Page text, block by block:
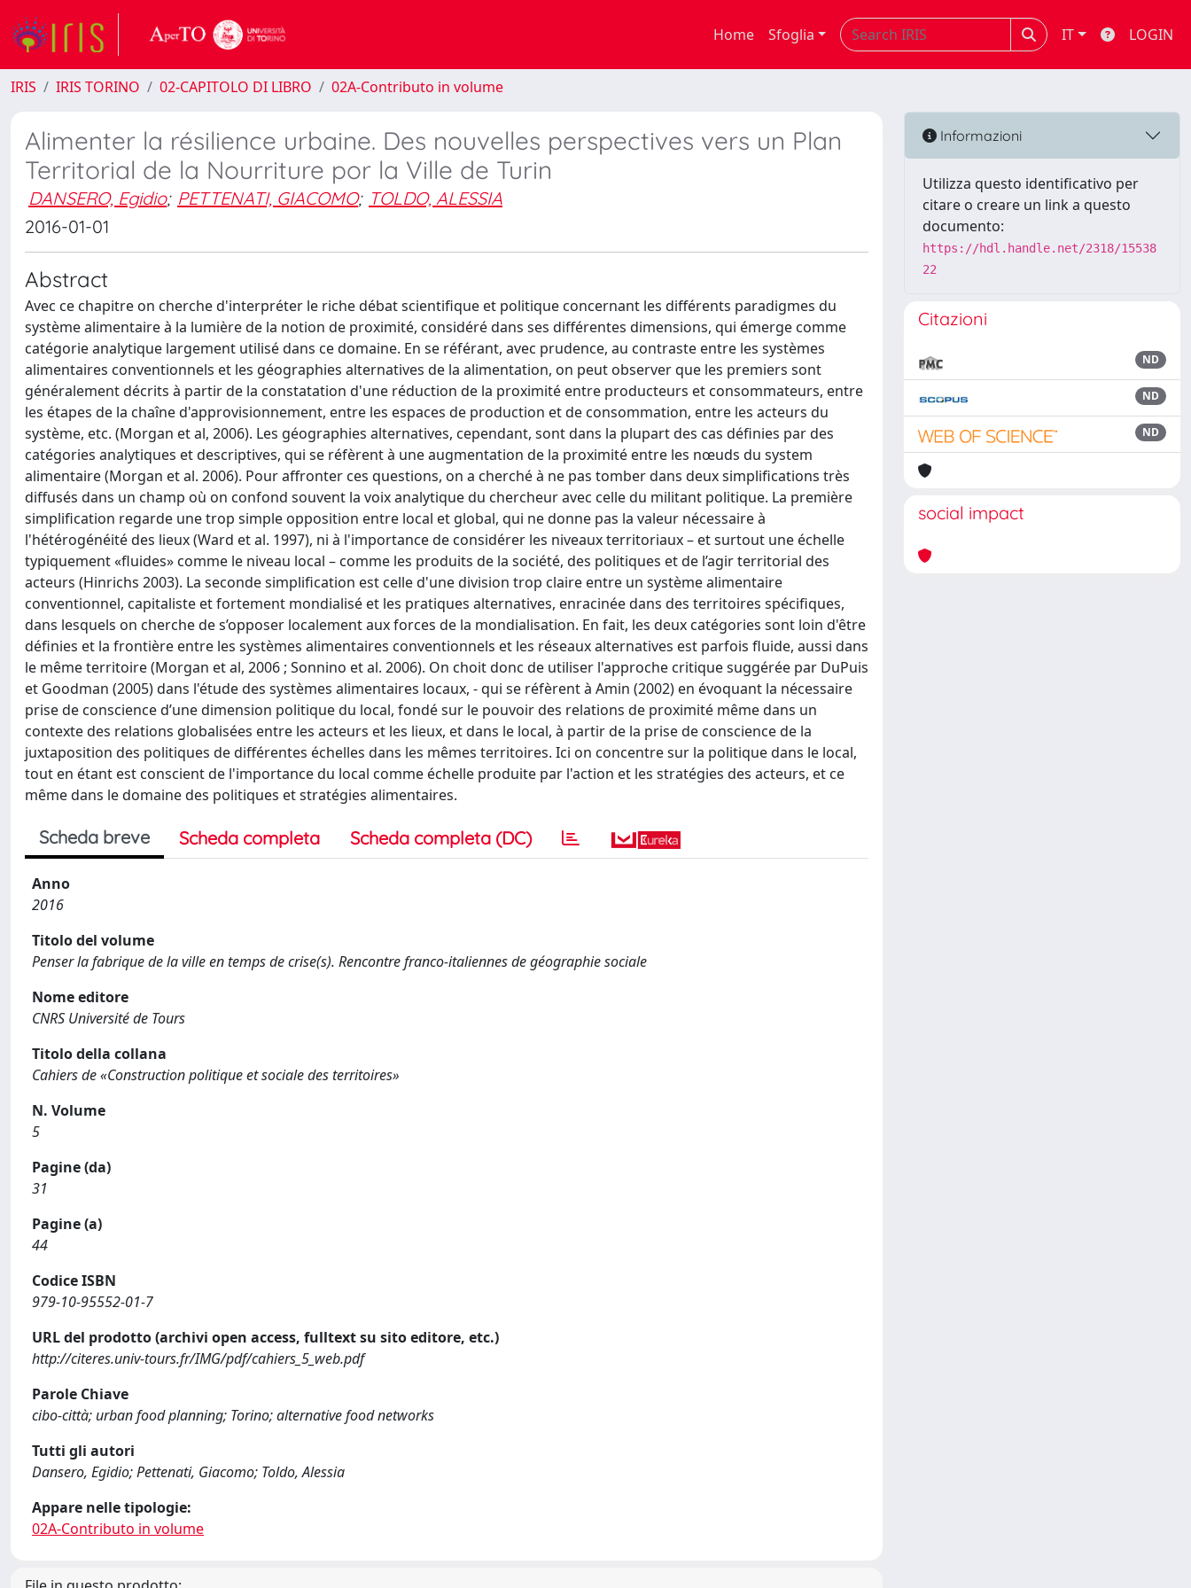
Home Sfoglia IT LOGIN
IRIS IRIS TORINO 02-CAPITOLO DI LIBRO 02A-Contributo in volume
Alimenter la résilience urbaine. Des nouvelles perspectives vers un Plan
Territorial de la Nourriture por la Ville de Turin
DANSERO, Egidio; PETTENATI, GIACOMO; TOLDO, ALESSIA
2016-01-01
Abstract
Avec ce chapitre on cherche d'interpréter le riche débat scientifique et politique concernant les différents paradigmes du
système alimentaire à la lumière de la notion de proximité, considéré dans ses différentes dimensions, qui émerge comme
catégorie analytique largement utilisé dans ce domaine. En se référant, avec prudence, au contraste entre les systèmes
alimentaires conventionnels et les géographies alternatives de la alimentation, on peut observer que les premiers sont
généralement décrits à partir de la constatation d'une réduction de la proximité entre producteurs et consommateurs, entre
les étapes de la chaîne d'approvisionnement, entre les espaces de production et de consommation, entre les acteurs du
système, etc. (Morgan et al, 2006). Les géographies alternatives, cependant, sont dans la plupart des cas définies par des
catégories analytiques et descriptives, qui se réfèrent à une augmentation de la proximité entre les nœuds du system
alimentaire (Morgan et al. 2006). Pour affronter ces questions, on a cherché à ne pas tomber dans deux simplifications très
diffusés dans un champ où on confond souvent la voix analytique du chercheur avec celle du militant politique. La première
simplification regarde une trop simple opposition entre local et global, qui ne donne pas la valeur nécessaire à
l'hétérogénéité des lieux (Ward et al. 1997), ni à l'importance de considérer les niveaux territoriaux – et surtout une échelle
typiquement «fluides» comme le niveau local – comme les produits de la société, des politiques et de l’agir territorial des
acteurs (Hinrichs 2003). La seconde simplification est celle d'une division trop claire entre un système alimentaire
conventionnel, capitaliste et fortement mondialisé et les pratiques alternatives, enracinée dans des territoires spécifiques,
dans lesquels on cherche de s’opposer localement aux forces de la mondialisation. En fait, les deux catégories sont loin d'être
définies et la frontière entre les systèmes alimentaires conventionnels et les réseaux alternatives est parfois fluide, aussi dans
le même territoire (Morgan et al, 2006 ; Sonnino et al. 2006). On choit donc de utiliser l'approche critique suggérée par DuPuis
et Goodman (2005) dans l'étude des systèmes alimentaires locaux, - qui se réfèrent à Amin (2002) en évoquant la nécessaire
prise de conscience d’une dimension politique du local, fondé sur le pouvoir des relations de proximité même dans un
contexte des relations globalisées entre les acteurs et les lieux, et dans le local, à partir de la prise de conscience de la
juxtaposition des politiques de différentes échelles dans les mêmes territoires. Ici on concentre sur la politique dans le local,
tout en étant est conscient de l'importance du local comme échelle produite par l'action et les stratégies des acteurs, et ce
même dans le domaine des politiques et stratégies alimentaires.
Scheda breve Scheda completa Scheda completa (DC)
Anno
2016
Titolo del volume
Penser la fabrique de la ville en temps de crise(s). Rencontre franco-italiennes de géographie sociale
Nome editore
CNRS Université de Tours
Titolo della collana
Cahiers de «Construction politique et sociale des territoires»
N. Volume
5
Pagine (da)
31
Pagine (a)
44
Codice ISBN
979-10-95552-01-7
URL del prodotto (archivi open access, fulltext su sito editore, etc.)
http://citeres.univ-tours.fr/IMG/pdf/cahiers_5_web.pdf
Parole Chiave
cibo-città; urban food planning; Torino; alternative food networks
Tutti gli autori
Dansero, Egidio; Pettenati, Giacomo; Toldo, Alessia
Appare nelle tipologie:
02A-Contributo in volume
Informazioni
Utilizza questo identificativo per
citare o creare un link a questo
documento:
https://hdl.handle.net/2318/15538
22
Citazioni
ND
ND
ND
social impact